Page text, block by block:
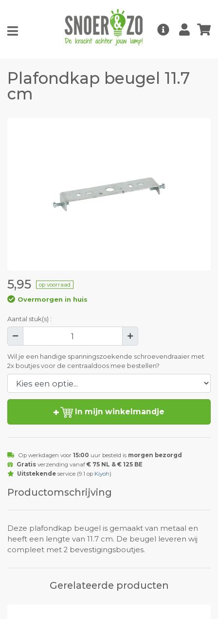
Plafondkap beugel 11.7
cm
5,95 op voorraad
Overmorgen in huis
Aantal stuk(s) :
Wil je een handige spanningszoekende schroevendraaier met
2x boutjes voor de centraaldoos mee bestellen?
In mijn winkelmandje
Op werkdagen voor 15:00 uur besteld is morgen bezorgd
Gratisverzending vanaf € 75 NL & € 125 BE
Uitstekendeservice (9.1 op Kiyoh)
Productomschrijving
Deze plafondkap beugel is gemaakt van metaal en
heeft een lengte van 11.7 cm. De beugel leveren wij
compleet met 2 bevestigingsboutjes.
Gerelateerde producten